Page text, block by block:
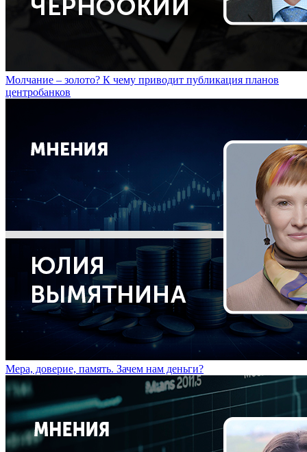
Молчание – золото? К чему приводит публикация планов
центробанков
Мера, доверие, память. Зачем нам деньги?